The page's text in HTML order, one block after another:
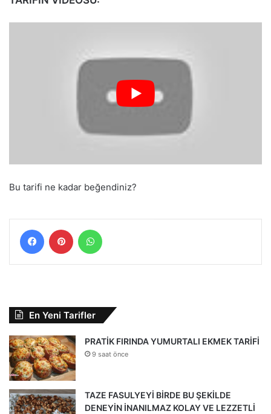
Bu tarifi ne kadar beğendiniz?
FacebookPinterest
En Yeni Tarifler
PRATİK FIRINDA YUMURTALI EKMEK TARİFİ
9 saat önce
TAZE FASULYEYİ BİRDE BU ŞEKİLDE
DENEYİN İNANILMAZ KOLAY VE LEZZETLİ